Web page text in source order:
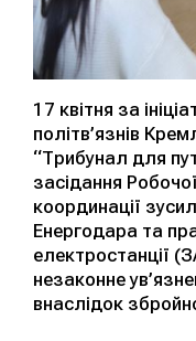
17 квітня за
політв’язнів
“Трибунал для
засідання
координації
Енергодара та
електростанції
незаконне
внаслідок